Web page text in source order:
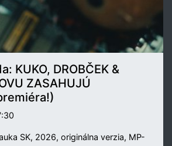
KUKO, DROBČEK &
ZASAHUJÚ
SK, 2026, originálna verzia, MP-